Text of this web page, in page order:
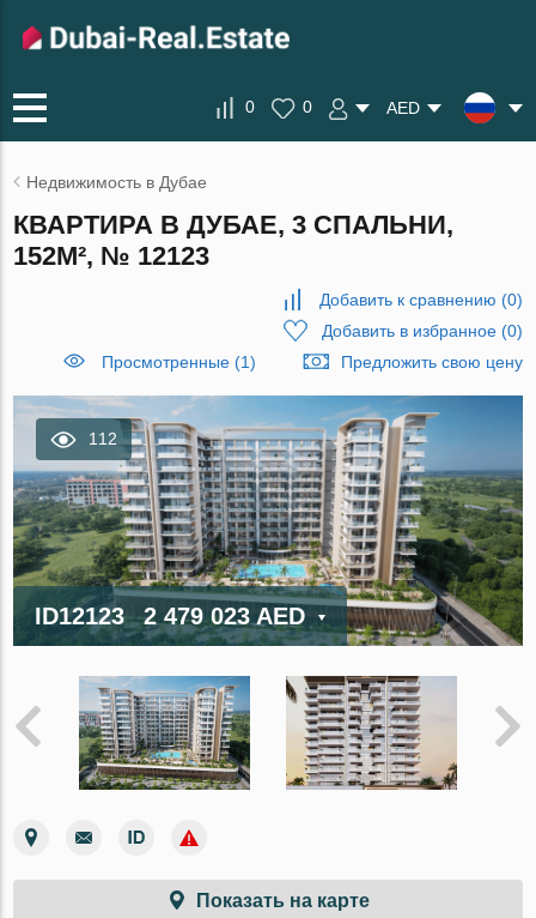
0 0 AED
Недвижимость в Дубае
КВАРТИРА В ДУБАЕ, 3 СПАЛЬНИ,
152М², № 12123
Добавить к сравнению (0)
Добавить в избранное(0)
Просмотренные (1)
Предложить свою цену
112
ID12123 2 479 023 AED
Показать на карте